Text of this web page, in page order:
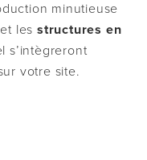
minutieuse
et les structures en
s’intègreront
votre site.